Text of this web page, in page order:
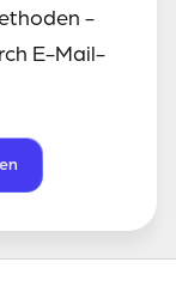
-
E-Mail-